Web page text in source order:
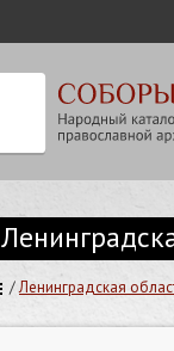
/Ленинградская